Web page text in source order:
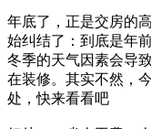
年底了，正是交房的
始纠结了：到底是年
冬季的天气因素会导
在装修。其实不然，
处，快来看看吧